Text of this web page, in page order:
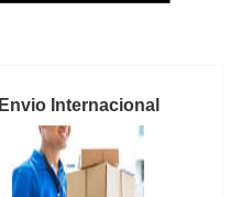
Envio Internacional